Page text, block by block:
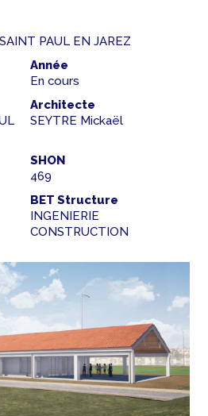
PAUL EN JAREZ
Année
En cours
Architecte
SEYTRE Mickaël
SHON
469
BET Structure
INGENIERIE
CONSTRUCTION